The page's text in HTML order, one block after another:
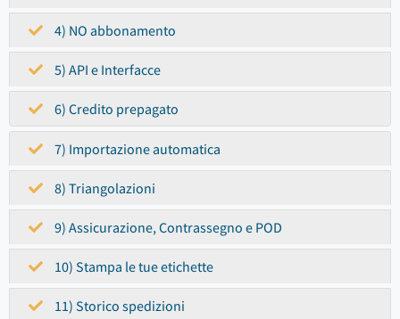
4) NO abbonamento
5) API e Interfacce
6) Credito prepagato
7) Importazione automatica
8) Triangolazioni
9) Assicurazione, Contrassegno e POD
10) Stampa le tue etichette
11) Storico spedizioni